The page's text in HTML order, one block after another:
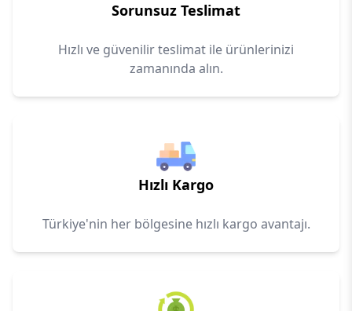
Sorunsuz Teslimat
Hızlı ve güvenilir teslimat ile ürünlerinizi
zamanında alın.
Hızlı Kargo
Türkiye'nin her bölgesine hızlı kargo avantajı.